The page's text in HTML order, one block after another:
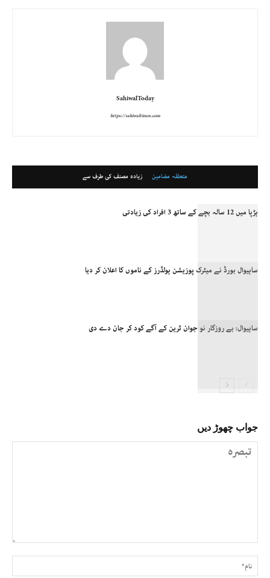
SahiwalToday
https://sahiwaltimes.com
متعلقہ مضامین زیادہ مصنف کی طرف سے
ہڑپا میں 12 سالہ بچے کے ساتھ 3 افراد کی زیادتی
ساہیوال بورڈ نے میٹرک پوزیشن ہولڈرز کے ناموں کا اعلان کر دیا
ساہیوال: بے روزگار نو جوان ٹرین کے آگے کود کر جان دے دی
جواب چھوڑ دیں